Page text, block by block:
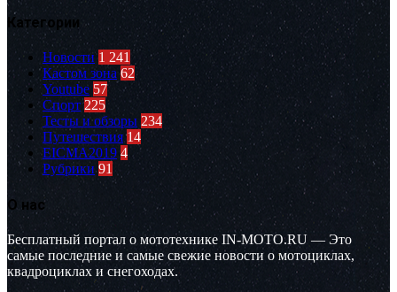
Категории
Новости 1 241
Кастом зона 62
Youtube 57
Спорт 225
Тесты и обзоры 234
Путешествия 14
EICMA2019 4
Рубрики 91
О нас
Бесплатный портал о мототехнике IN-MOTO.RU — Это
самые последние и самые свежие новости о мотоциклах,
квадроциклах и снегоходах.